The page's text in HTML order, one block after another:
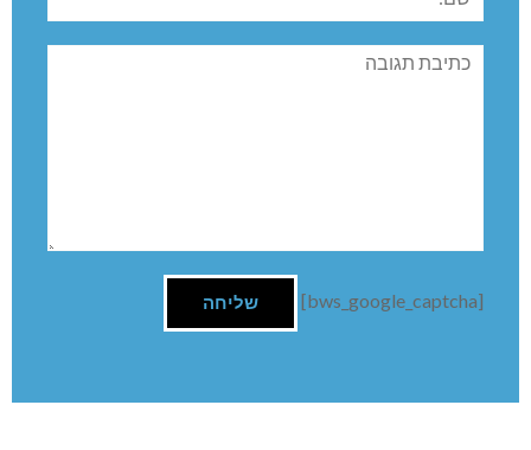
תגובה
[bws_google_captcha]